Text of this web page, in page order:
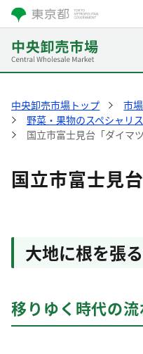
中央卸売市場トップ 市
野菜・果物のスペシャリ
国立市富士見台「ダイマツ
国立市富士見
大地に根を張
移りゆく時代の